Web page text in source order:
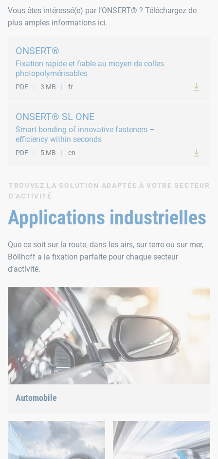
Vous êtes intéressé(e) par l’ONSERT® ? Téléchargez de
plus amples informations ici.
ONSERT®
Fixation rapide et fiable au moyen de colles
photopolymérisables
PDF 3 MB fr
ONSERT® SL ONE
Smart bonding of innovative fasteners –
efficiency within seconds
PDF 5 MB en
TROUVEZ LA SOLUTION ADAPTÉE À VOTRE SECTEUR
D’ACTIVITÉ
Applications industrielles
Que ce soit sur la route, dans les airs, sur terre ou sur mer,
Böllhoff a la fixation parfaite pour chaque secteur
d’activité.
Automobile
avons la réponse adaptée aux tendances actuelles.